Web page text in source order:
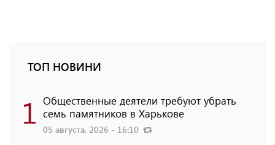
ТОП НОВИНИ
1 Общественные деятели требуют убрать
семь памятников в Харькове
05 августа, 2026 - 16:10